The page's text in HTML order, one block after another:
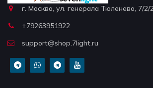
г. Москва, ул. генерала Тюленева, 7/2/
+79263951922
support@shop.7light.ru